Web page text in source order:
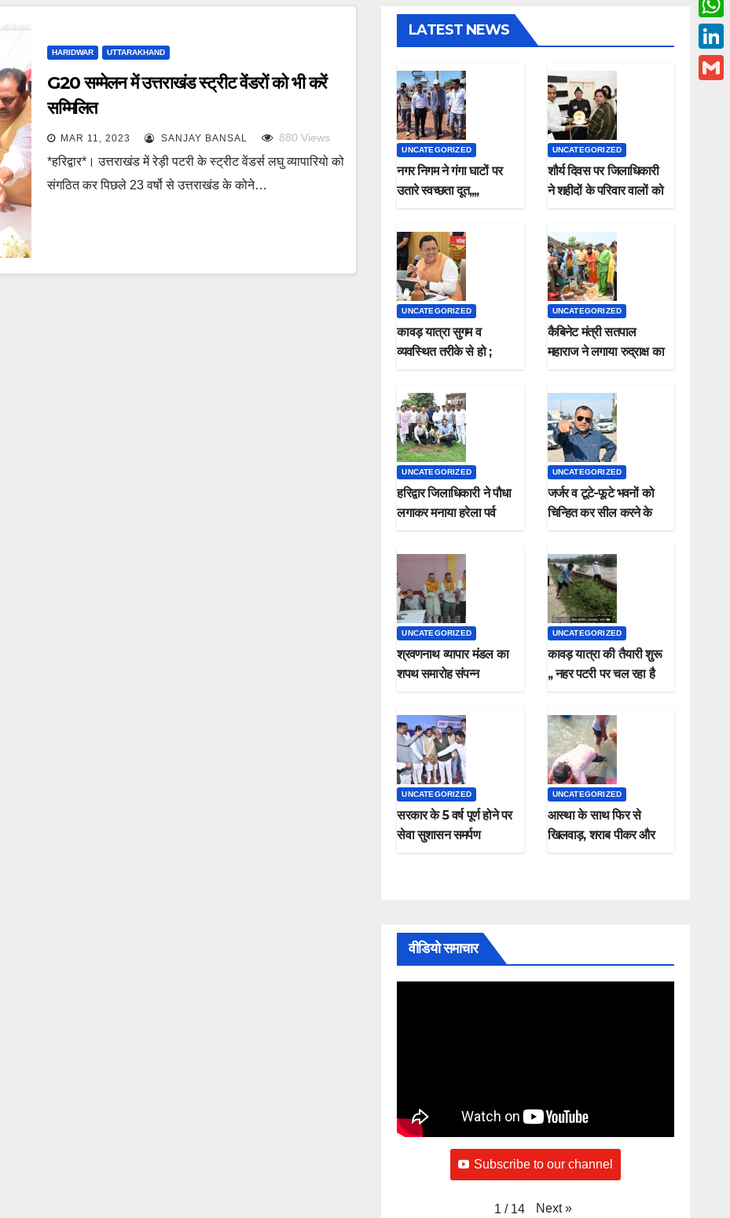
HARIDWAR UTTARAKHAND
G20 सम्मेलन में उत्तराखंड स्ट्रीट वेंडरों को भी करें
सम्मिलित
MAR 11, 2023 SANJAY BANSAL 880 Views
*हरिद्वार*। उत्तराखंड में रेड़ी पटरी के स्ट्रीट वेंडर्स लघु व्यापारियो को
संगठित कर पिछले 23 वर्षो से उत्तराखंड के कोने…
LATEST NEWS
UNCATEGORIZED
नगर निगम ने गंगा घाटों पर
उतारे स्वच्छता दूत,,,,
UNCATEGORIZED
शौर्य दिवस पर जिलाधिकारी
ने शहीदों के परिवार वालों को
UNCATEGORIZED
कावड़ यात्रा सुगम व
व्यवस्थित तरीके से हो ;
UNCATEGORIZED
कैबिनेट मंत्री सतपाल
महाराज ने लगाया रुद्राक्ष का
UNCATEGORIZED
हरिद्वार जिलाधिकारी ने पौधा
लगाकर मनाया हरेला पर्व
UNCATEGORIZED
जर्जर व टूटे-फूटे भवनों को
चिन्हित कर सील करने के
UNCATEGORIZED
श्रवणनाथ व्यापार मंडल का
शपथ समारोह संपन्न
UNCATEGORIZED
कावड़ यात्रा की तैयारी शुरू
,, नहर पटरी पर चल रहा है
UNCATEGORIZED
सरकार के 5 वर्ष पूर्ण होने पर
सेवा सुशासन समर्पण
UNCATEGORIZED
आस्था के साथ फिर से
खिलवाड़, शराब पीकर और
वीडियो समाचार
Subscribe to our channel
1 / 14 Next »
c
e
b
w
i
W
h
a
L